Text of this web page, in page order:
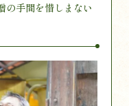
の手間を惜しまない